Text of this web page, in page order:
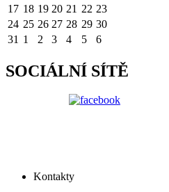
17 18 19 20 21 22 23
24 25 26 27 28 29 30
31 1 2 3 4 5 6
SOCIÁLNÍ SÍTĚ
Kontakty